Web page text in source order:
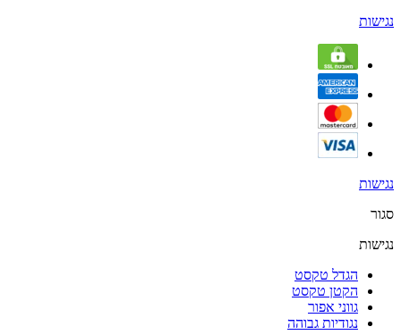
נגישות
נגישות
סגור
נגישות
הגדל טקסט
הקטן טקסט
גווני אפור
נגודיות גבוהה